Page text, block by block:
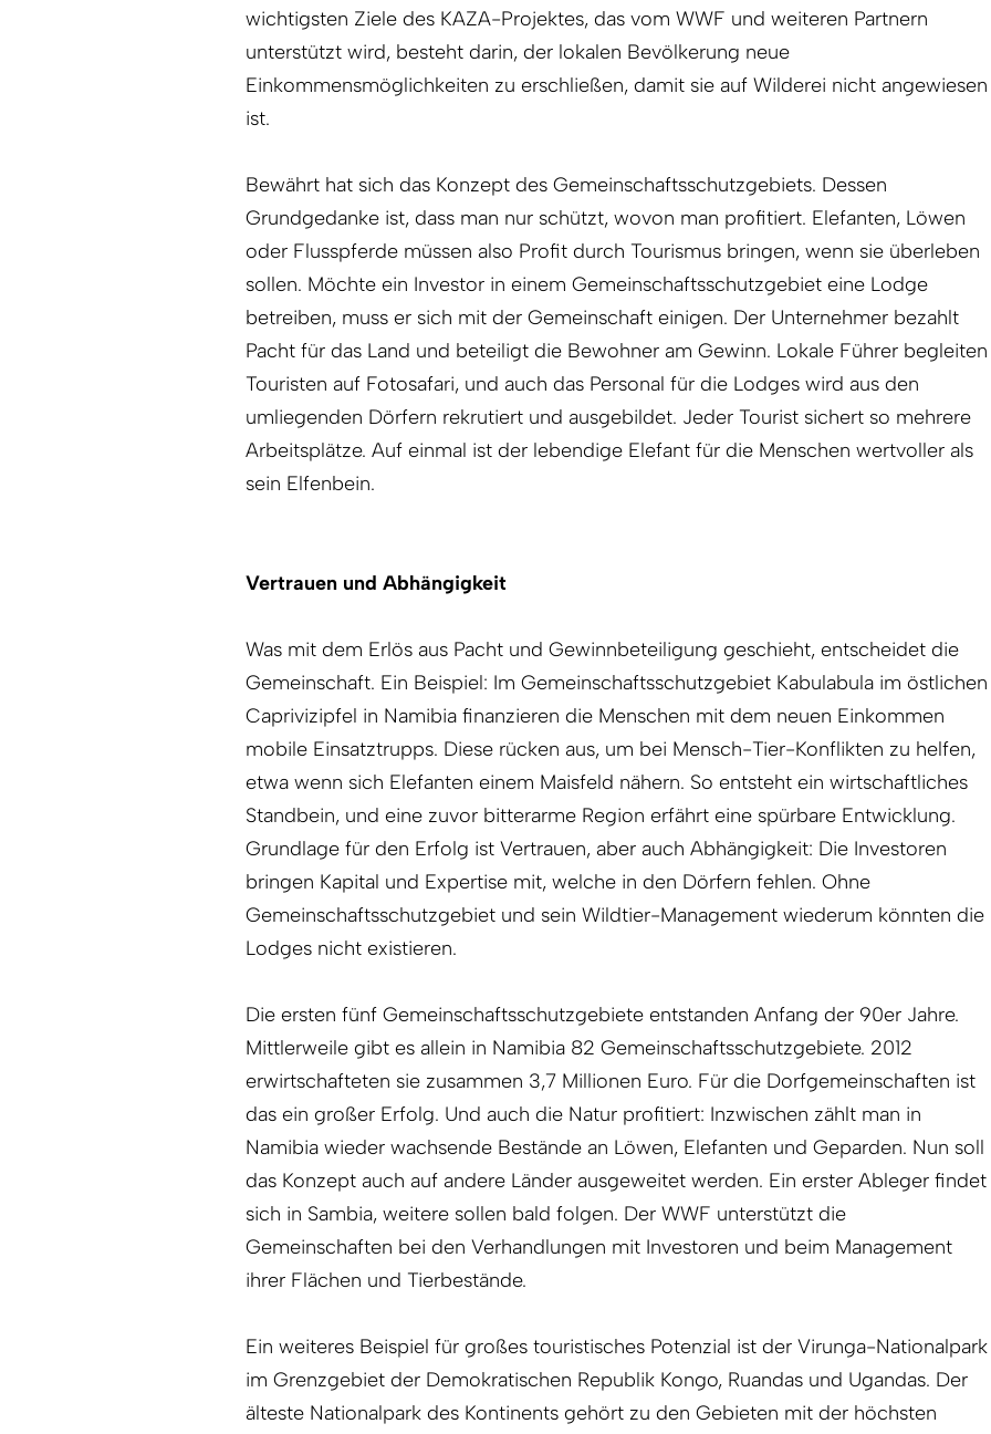
wichtigsten Ziele des KAZA-Projektes, das vom WWF und weiteren Partnern
unterstützt wird, besteht darin, der lokalen Bevölkerung neue
Einkommensmöglichkeiten zu erschließen, damit sie auf Wilderei nicht angewiesen
ist.
Bewährt hat sich das Konzept des Gemeinschaftsschutzgebiets. Dessen
Grundgedanke ist, dass man nur schützt, wovon man profitiert. Elefanten, Löwen
oder Flusspferde müssen also Profit durch Tourismus bringen, wenn sie überleben
sollen. Möchte ein Investor in einem Gemeinschaftsschutzgebiet eine Lodge
betreiben, muss er sich mit der Gemeinschaft einigen. Der Unternehmer bezahlt
Pacht für das Land und beteiligt die Bewohner am Gewinn. Lokale Führer begleiten
Touristen auf Fotosafari, und auch das Personal für die Lodges wird aus den
umliegenden Dörfern rekrutiert und ausgebildet. Jeder Tourist sichert so mehrere
Arbeitsplätze. Auf einmal ist der lebendige Elefant für die Menschen wertvoller als
sein Elfenbein.
Vertrauen und Abhängigkeit
Was mit dem Erlös aus Pacht und Gewinnbeteiligung geschieht, entscheidet die
Gemeinschaft. Ein Beispiel: Im Gemeinschaftsschutzgebiet Kabulabula im östlichen
Caprivizipfel in Namibia finanzieren die Menschen mit dem neuen Einkommen
mobile Einsatztrupps. Diese rücken aus, um bei Mensch-Tier-Konflikten zu helfen,
etwa wenn sich Elefanten einem Maisfeld nähern. So entsteht ein wirtschaftliches
Standbein, und eine zuvor bitterarme Region erfährt eine spürbare Entwicklung.
Grundlage für den Erfolg ist Vertrauen, aber auch Abhängigkeit: Die Investoren
bringen Kapital und Expertise mit, welche in den Dörfern fehlen. Ohne
Gemeinschaftsschutzgebiet und sein Wildtier-Management wiederum könnten die
Lodges nicht existieren.
Die ersten fünf Gemeinschaftsschutzgebiete entstanden Anfang der 90er Jahre.
Mittlerweile gibt es allein in Namibia 82 Gemeinschaftsschutzgebiete. 2012
erwirtschafteten sie zusammen 3,7 Millionen Euro. Für die Dorfgemeinschaften ist
das ein großer Erfolg. Und auch die Natur profitiert: Inzwischen zählt man in
Namibia wieder wachsende Bestände an Löwen, Elefanten und Geparden. Nun soll
das Konzept auch auf andere Länder ausgeweitet werden. Ein erster Ableger findet
sich in Sambia, weitere sollen bald folgen. Der WWF unterstützt die
Gemeinschaften bei den Verhandlungen mit Inves­toren und beim Management
ihrer Flächen und Tierbestände.
Ein weiteres Beispiel für großes touristisches Potenzial ist der Virunga-Nationalpark
im Grenzgebiet der Demokratischen Republik Kongo, Ruandas und Ugandas. Der
älteste Nationalpark des Kontinents gehört zu den Gebieten mit der höchsten